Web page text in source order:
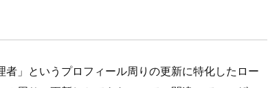
」というプロフィール周りの更新に特化したロー